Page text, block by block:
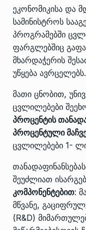
ეკონომიკისა და
სამინისტროს
პროგრამებში
ფარგლებშიც
მხარდაჭერის
უწყება ავრცელებს.
მათი ცნობით,
ცვლილებები
პროცენტის
პროცენტული
ცვლილებები 1- ლი
შეუძლიათ
კომპონენტებით:
მწვანე,
(R&D)